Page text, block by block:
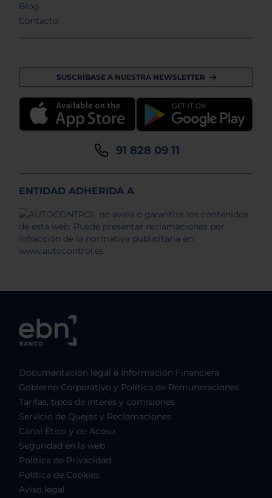
Blog
Contacto
SUSCRÍBASE A NUESTRA NEWSLETTER
91 828 09 11
ENTIDAD ADHERIDA A
Documentación legal e Información Financiera
Gobierno Corporativo y Política de Remuneraciones
Tarifas, tipos de interés y comisiones
Servicio de Quejas y Reclamaciones
Canal Ético y de Acoso
Seguridad en la web
Política de Privacidad
Política de Cookies
Aviso legal